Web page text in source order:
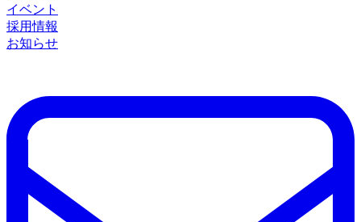
イベント
採用情報
お知らせ